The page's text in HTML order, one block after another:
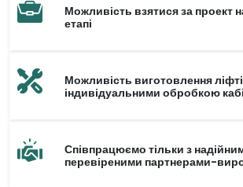
Можливість взятися за проект
етапі
Можливість виготовлення
індивідуальними обробкою
Співпрацюємо тільки з
перевіреними партнерами-